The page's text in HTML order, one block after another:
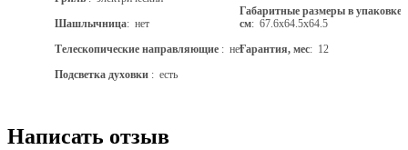
Шашлычница: нет
Телескопические направляющие : нет
Подсветка духовки : есть
Габаритные размеры в
см: 67.6x64.5x64.5
Гарантия, мес: 12
Написать отзыв